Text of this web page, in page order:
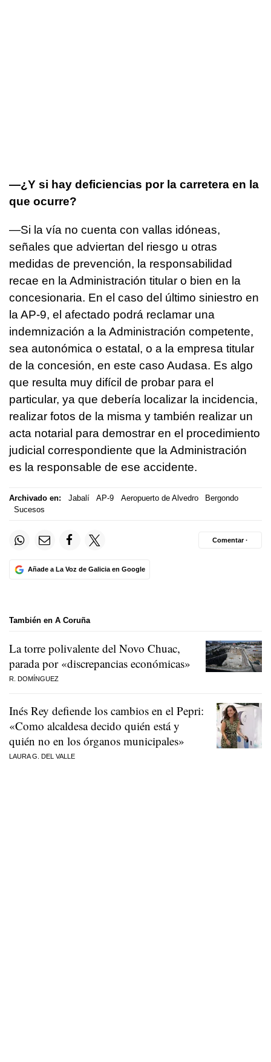
—¿Y si hay deficiencias por la carretera en la
que ocurre?
—Si la vía no cuenta con vallas idóneas,
señales que adviertan del riesgo u otras
medidas de prevención, la responsabilidad
recae en la Administración titular o bien en la
concesionaria. En el caso del último siniestro en
la AP-9, el afectado podrá reclamar una
indemnización a la Administración competente,
sea autonómica o estatal, o a la empresa titular
de la concesión, en este caso Audasa. Es algo
que resulta muy difícil de probar para el
particular, ya que debería localizar la incidencia,
realizar fotos de la misma y también realizar un
acta notarial para demostrar en el procedimiento
judicial correspondiente que la Administración
es la responsable de ese accidente.
Archivado en: Jabalí AP-9 Aeropuerto de Alvedro
Bergondo
Sucesos
Añade a La Voz de Galicia en Google
Comentar ·
También en A Coruña
La torre polivalente del Novo Chuac,
parada por «discrepancias económicas»
R. DOMÍNGUEZ
Inés Rey defiende los cambios en el Pepri:
«Como alcaldesa decido quién está y
quién no en los órganos municipales»
LAURA G. DEL VALLE